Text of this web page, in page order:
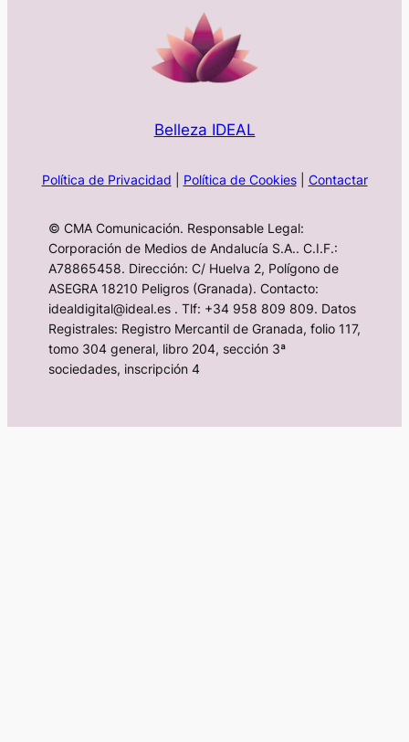
Belleza IDEAL
Política de Privacidad Política de Cookies| Contactar
© CMA Comunicación. Responsable Legal:
Corporación de Medios de Andalucía S.A.. C.I.F.:
A78865458. Dirección: C/ Huelva 2, Polígono de
ASEGRA 18210 Peligros (Granada). Contacto:
idealdigital@ideal.es . Tlf: +34 958 809 809. Datos
Registrales: Registro Mercantil de Granada, folio 117,
tomo 304 general, libro 204, sección 3ª
sociedades, inscripción 4